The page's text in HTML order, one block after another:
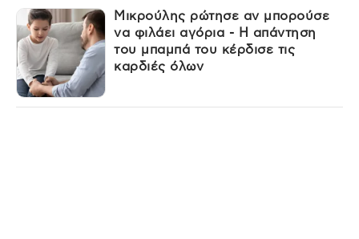
Μικρούλης ρώτησε αν μπορούσε
να φιλάει αγόρια - Η απάντηση
του μπαμπά του κέρδισε τις
καρδιές όλων